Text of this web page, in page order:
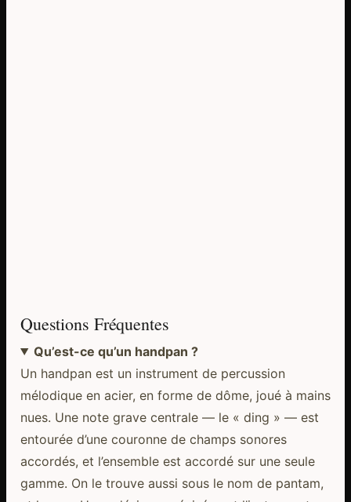
Questions Fréquentes
Qu’est-ce qu’un handpan ?
Un handpan est un instrument de percussion
mélodique en acier, en forme de dôme, joué à mains
nues. Une note grave centrale — le « ding » — est
entourée d’une couronne de champs sonores
accordés, et l’ensemble est accordé sur une seule
gamme. On le trouve aussi sous le nom de pantam,